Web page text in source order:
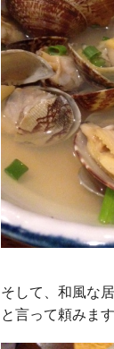
そして、和風な
と言って頼みま